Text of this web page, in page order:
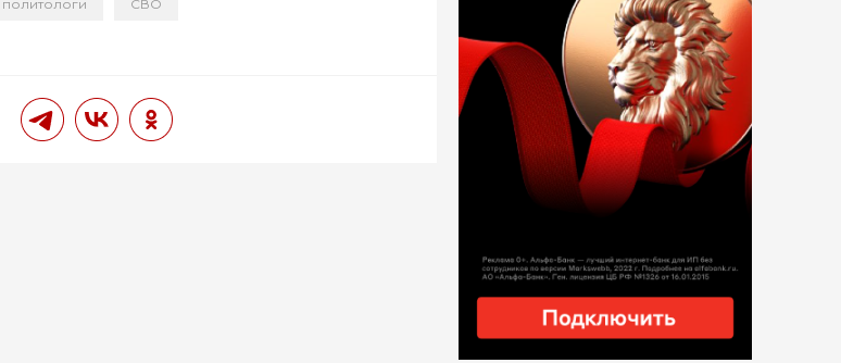
политологи СВО